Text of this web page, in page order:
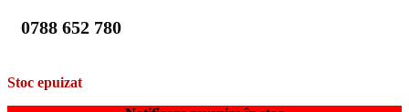
0788 652 780
Stoc epuizat